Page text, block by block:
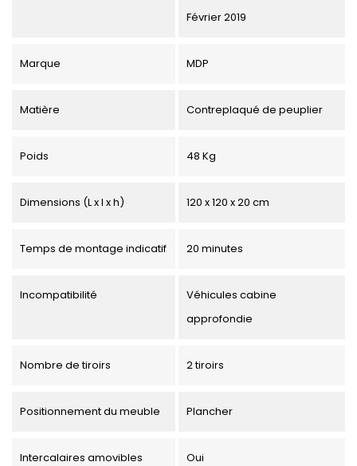
Février 2019
Marque MDP
Matière Contreplaqué de peuplier
Poids 48 Kg
Dimensions (L x l x h) 120 x 120 x 20 cm
Temps de montage indicatif 20 minutes
Incompatibilité
Véhicules cabine
approfondie
Nombre de tiroirs 2 tiroirs
Positionnement du meuble Plancher
Intercalaires amovibles Oui